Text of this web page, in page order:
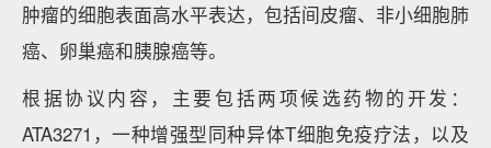
肿瘤的细胞表面高水平表达，包括间皮瘤、非小细胞肺
癌、卵巢癌和胰腺癌等。
根据协议内容，主要包括两项候选药物的开发：
ATA3271，一种增强型同种异体T细胞免疫疗法，以及